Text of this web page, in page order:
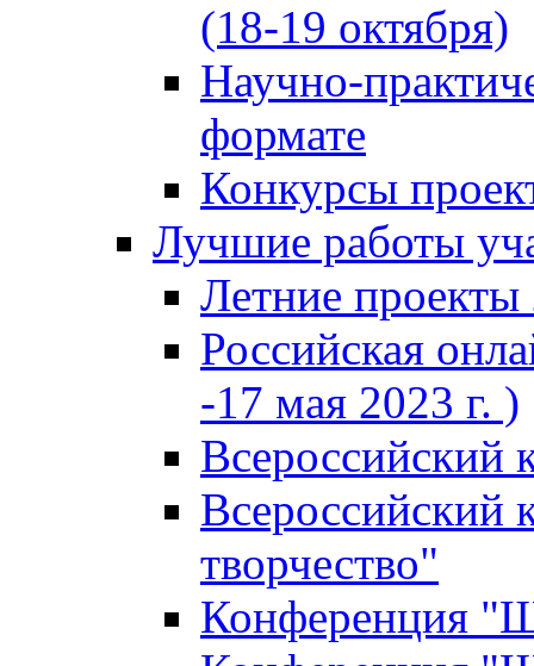
(18-19 октября)
Научно-
формате
Конкурсы
Лучшие работы
Летние проекты
Российская
-17 мая 2023 г. )
Всероссийский
Всероссийский
творчество"
Конференция